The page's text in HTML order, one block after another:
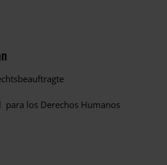
para los Derechos Humanos